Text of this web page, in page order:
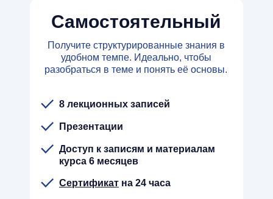
Сертификат на 24 часа
Доступ к записям и материалам
курса 6 месяцев
Презентации
8 лекционных записей
Получите структурированные знания в
удобном темпе. Идеально, чтобы
разобраться в теме и понять её основы.
Самостоятельный